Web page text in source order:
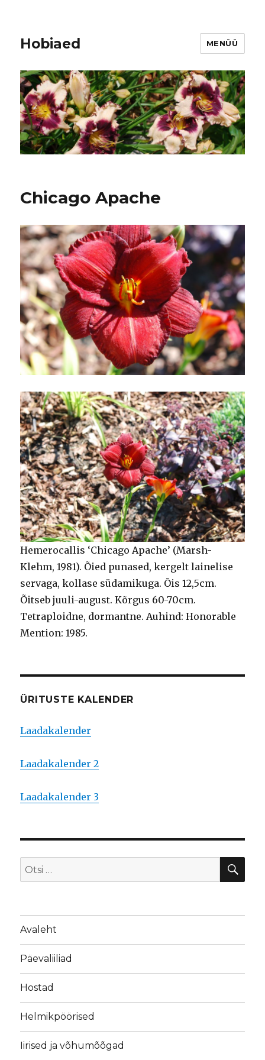
Hobiaed MENÜÜ
Chicago Apache
Hemerocallis ‘Chicago Apache’ (Marsh-
Klehm, 1981). Õied punased, kergelt lainelise
servaga, kollase südamikuga. Õis 12,5cm.
Õitseb juuli-august. Kõrgus 60-70cm.
Tetraploidne, dormantne. Auhind: Honorable
Mention: 1985.
ÜRITUSTE KALENDER
Laadakalender
Laadakalender 2
Laadakalender 3
Otsi:
Avaleht
Päevaliiliad
Hostad
Helmikpöörised
Iirised ja võhumõõgad